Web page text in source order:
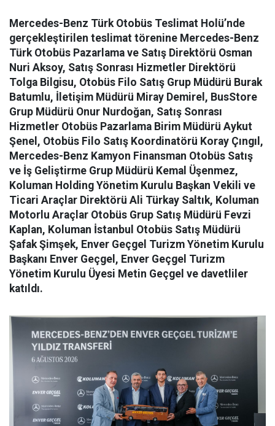
Mercedes-Benz Türk Otobüs Teslimat Holü’nde
gerçekleştirilen teslimat törenine Mercedes-Benz
Türk Otobüs Pazarlama ve Satış Direktörü Osman
Nuri Aksoy, Satış Sonrası Hizmetler Direktörü
Tolga Bilgisu, Otobüs Filo Satış Grup Müdürü Burak
Batumlu, İletişim Müdürü Miray Demirel, BusStore
Grup Müdürü Onur Nurdoğan, Satış Sonrası
Hizmetler Otobüs Pazarlama Birim Müdürü Aykut
Şenel, Otobüs Filo Satış Koordinatörü Koray Çıngıl,
Mercedes-Benz Kamyon Finansman Otobüs Satış
ve İş Geliştirme Grup Müdürü Kemal Üşenmez,
Koluman Holding Yönetim Kurulu Başkan Vekili ve
Ticari Araçlar Direktörü Ali Türkay Saltık, Koluman
Motorlu Araçlar Otobüs Grup Satış Müdürü Fevzi
Kaplan, Koluman İstanbul Otobüs Satış Müdürü
Şafak Şimşek, Enver Geçgel Turizm Yönetim Kurulu
Başkanı Enver Geçgel, Enver Geçgel Turizm
Yönetim Kurulu Üyesi Metin Geçgel ve davetliler
katıldı.